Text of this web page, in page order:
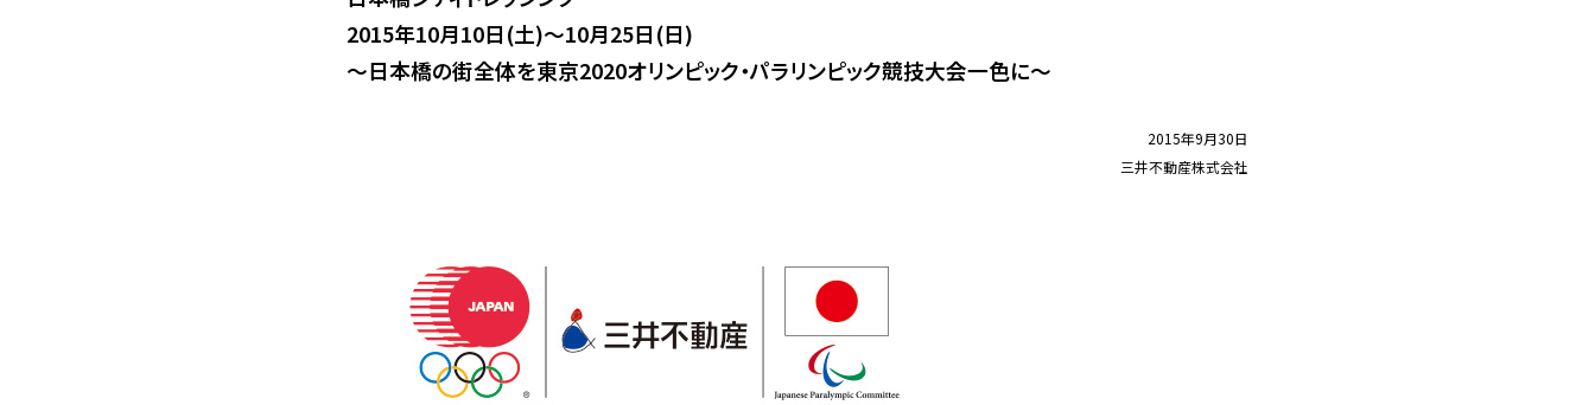
2015年10月10日(土)～10月25日(日)
～日本橋の街全体を東京2020オリンピック・パラリンピック競技大会一色に～
2015年9月30日
三井不動産株式会社